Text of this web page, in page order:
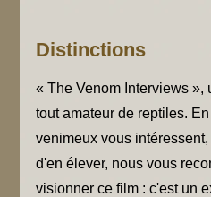
Distinctions
« The Venom Interviews »,
tout amateur de reptiles.
venimeux vous
d'en élever, nous vous
visionner ce film : c'est un